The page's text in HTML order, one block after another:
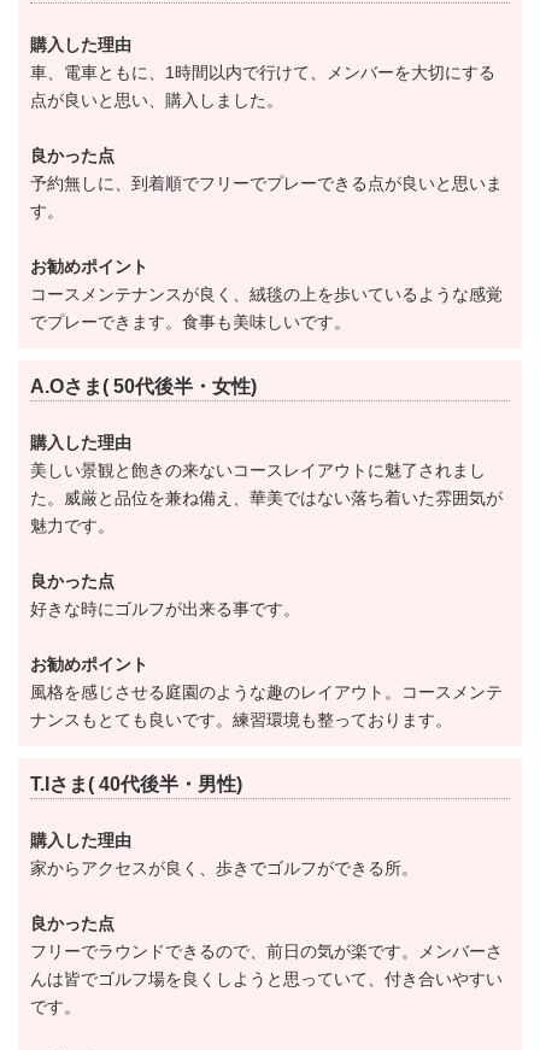
令和3年1月の理事会において、年会費の改定を下記の
とおり決定しました。
②年会費（会計年度4月～3月）
正会員 【改定前】88,000円（税込）→【改定後】
平日会員 【改定前】66,000円（税込）→【改定後】
88,000円（税込）
令和3年8月開催の理事会において、入会申込者選考規
を下記のとおり変更しました。
①入会申込者選考規定
第5条5項
する者」に変更し、国籍の条件を緩和しました。
「原則として、日本ゴルフ連盟加盟ゴルフクラブの現
会員又は会員であった者で、オフィシャルハンディキ
文を削除し、他クラブへの加入歴及びハンディキャッ
第5条8項
「法人の正会員については、その法人の資本金が1憶以
上であること」を「法人の正会員については、その法
人の資本金が5千万円以上であること」に変更し、資本
金額の条件を減額しました。
購入した理由
車、電車ともに、1時間以内で行けて、メンバーを大切にする
点が良いと思い、購入しました。
良かった点
予約無しに、到着順でフリーでプレーできる点が良いと思いま
す。
お勧めポイント
コースメンテナンスが良く、絨毯の上を歩いているような感覚
でプレーできます。食事も美味しいです。
A.Oさま( 50代後半・女性)
購入した理由
美しい景観と飽きの来ないコースレイアウトに魅了されまし
た。威厳と品位を兼ね備え、華美ではない落ち着いた雰囲気が
魅力です。
良かった点
好きな時にゴルフが出来る事です。
お勧めポイント
風格を感じさせる庭園のような趣のレイアウト。コースメンテ
ナンスもとても良いです。練習環境も整っております。
T.Iさま( 40代後半・男性)
購入した理由
家からアクセスが良く、歩きでゴルフができる所。
良かった点
フリーでラウンドできるので、前日の気が楽です。メンバーさ
んは皆でゴルフ場を良くしようと思っていて、付き合いやすい
です。